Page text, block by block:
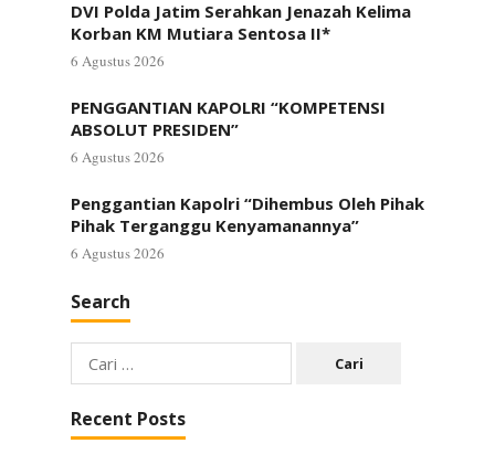
DVI Polda Jatim Serahkan Jenazah Kelima
Korban KM Mutiara Sentosa II*
6 Agustus 2026
PENGGANTIAN KAPOLRI “KOMPETENSI
ABSOLUT PRESIDEN”
6 Agustus 2026
Penggantian Kapolri “Dihembus Oleh Pihak
Pihak Terganggu Kenyamanannya”
6 Agustus 2026
Search
Cari
untuk:
Recent Posts